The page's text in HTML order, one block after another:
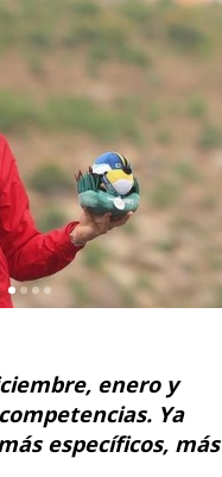
enero y
Ya
específicos, más